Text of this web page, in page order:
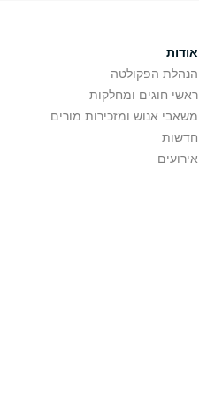
אודות
הנהלת הפקולטה
ראשי חוגים ומחלקות
משאבי אנוש ומזכירות מורים
חדשות
אירועים